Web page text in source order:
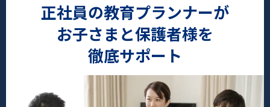
正社員の教育プランナーが
お子さまと保護者様を
徹底サポート